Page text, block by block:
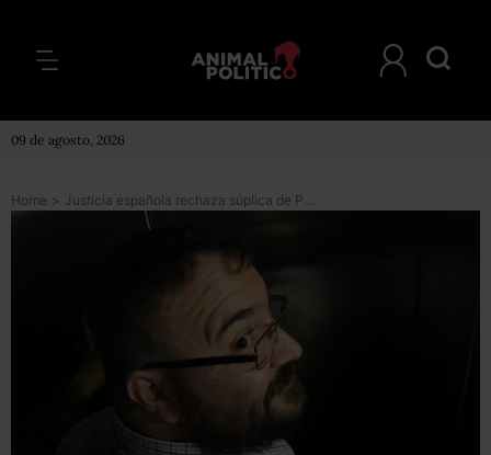
09 de agosto, 2026
Home > Justicia española rechaza súplica de PGR para extraditar a presunto cómplice de Javier Duarte